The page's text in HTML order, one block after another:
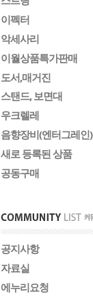
이펙터
악세사리
이월상품특가판매
도서,매거진
스탠드, 보면대
우크렐레
음향장비(엔터그레인)
새로 등록된 상품
공동구매
공지사항
자료실
에누리요청